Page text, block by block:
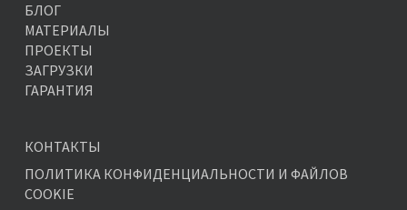
БЛОГ
МАТЕРИАЛЫ
ПРОЕКТЫ
ЗАГРУЗКИ
ГАРАНТИЯ
КОНТАКТЫ
ПОЛИТИКА КОНФИДЕНЦИАЛЬНОСТИ И ФАЙЛОВ
COOKIE